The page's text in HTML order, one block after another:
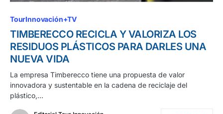
TourInnovación+TV
TIMBERECCO RECICLA Y VALORIZA LOS
RESIDUOS PLÁSTICOS PARA DARLES UNA
NUEVA VIDA
La empresa Timberecco tiene una propuesta de valor
innovadora y sustentable en la cadena de reciclaje del
plástico,…